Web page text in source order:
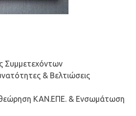
Συμμετεχόντων
& Βελτιώσεις
ΚΑΝ.ΕΠΕ. & Ενσωμάτωση